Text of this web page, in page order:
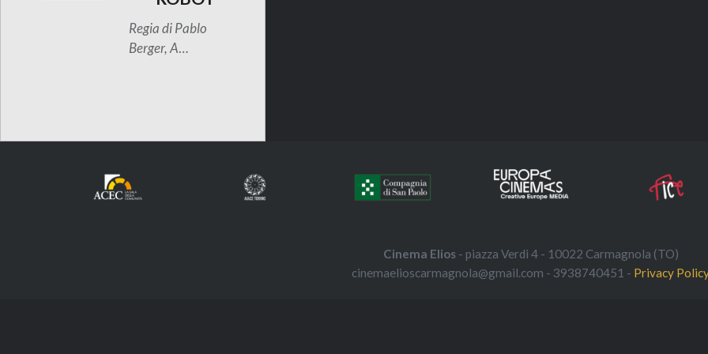
Regia di Pablo
Berger, A…
Cinema Elios- piazza Verdi 4 - 10022 Carmagnola (TO)
cinemaelioscarmagnola@gmail.com - 3938740451 - Privacy